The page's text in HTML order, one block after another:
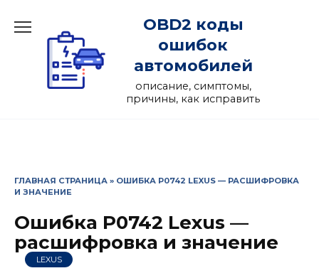
содержанию
OBD2 коды
ошибок
автомобилей
описание, симптомы,
причины, как исправить
ГЛАВНАЯ СТРАНИЦА » ОШИБКА P0742 LEXUS — РАСШИФРОВКА
И ЗНАЧЕНИЕ
Ошибка P0742 Lexus —
расшифровка и значение
LEXUS